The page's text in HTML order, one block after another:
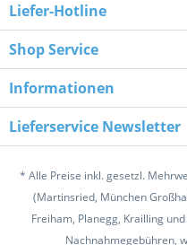
Liefer-Hotline
Shop Service
Informationen
Lieferservice Newsletter
* Alle Preise inkl. gesetzl.
(Martinsried, München
Freiham, Planegg, Krailling
Nachnahmegebühren,